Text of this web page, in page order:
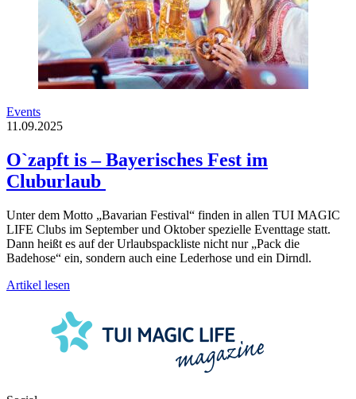
Events
11.09.2025
O`zapft is – Bayerisches Fest im
Cluburlaub
Unter dem Motto „Bavarian Festival“ finden in allen TUI MAGIC
LIFE Clubs im September und Oktober spezielle Eventtage statt.
Dann heißt es auf der Urlaubspackliste nicht nur „Pack die
Badehose“ ein, sondern auch eine Lederhose und ein Dirndl.
Artikel lesen